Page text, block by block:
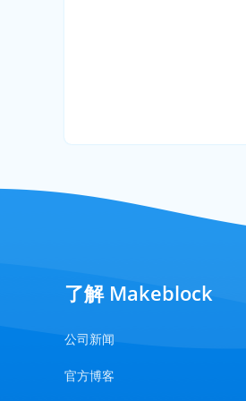
了解 Makeblock
公司新闻
官方博客